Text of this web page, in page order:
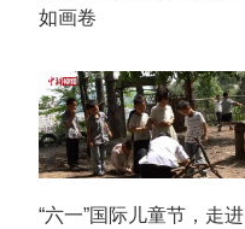
如画卷
“六一”国际儿童节，走进